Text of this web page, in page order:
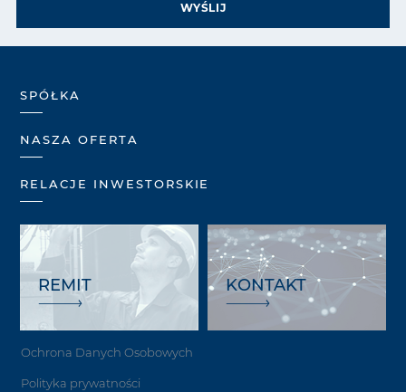
WYŚLIJ
SPÓŁKA
NASZA OFERTA
RELACJE INWESTORSKIE
REMIT KONTAKT
Ochrona Danych Osobowych
Polityka prywatności